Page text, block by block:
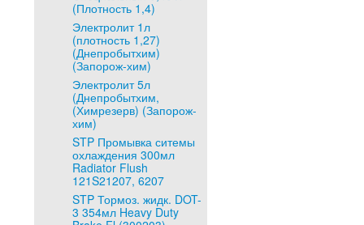
(Плотность 1,4)
Электролит 1л
(плотность 1,27)
(Днепробытхим)
(Запорож-хим)
Электролит 5л
(Днепробытхим,
(Химрезерв) (Запорож-
хим)
STP Промывка ситемы
охлаждения 300мл
Radiator Flush
121S21207, 6207
STP Тормоз. жидк. DOT-
3 354мл Heavy Duty